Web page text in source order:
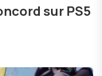
sur PS5